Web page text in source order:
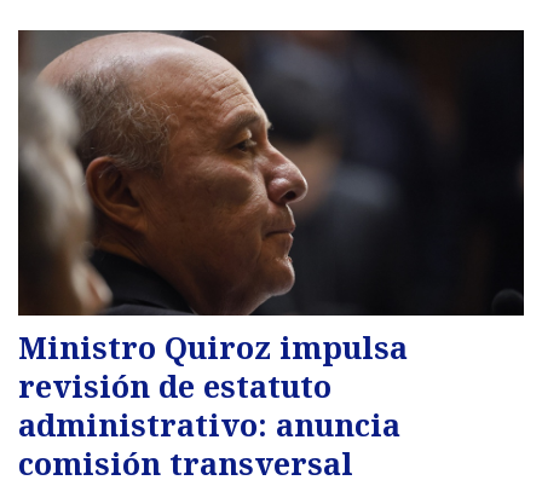
Ministro Quiroz impulsa
revisión de estatuto
administrativo: anuncia
comisión transversal